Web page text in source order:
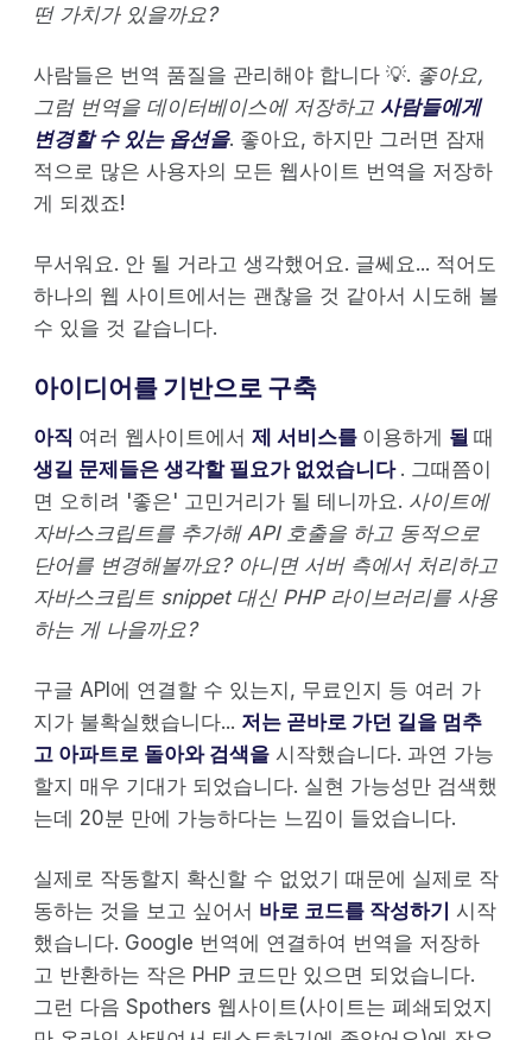
떤 가치가 있을까요?
사람들은 번역 품질을 관리해야 합니다 💡. 좋아요,
그럼 번역을 데이터베이스에 저장하고 사람들에게
변경할 수 있는 옵션을. 좋아요, 하지만 그러면 잠재
적으로 많은 사용자의 모든 웹사이트 번역을 저장하
게 되겠죠!
무서워요. 안 될 거라고 생각했어요. 글쎄요... 적어도
하나의 웹 사이트에서는 괜찮을 것 같아서 시도해 볼
수 있을 것 같습니다.
아이디어를 기반으로 구축
아직 여러 웹사이트에서 제 서비스를 이용하게 될 때
생길 문제들은 생각할 필요가 없었습니다 . 그때쯤이
면 오히려 '좋은' 고민거리가 될 테니까요. 사이트에
자바스크립트를 추가해 API 호출을 하고 동적으로
단어를 변경해볼까요? 아니면 서버 측에서 처리하고
자바스크립트 snippet 대신 PHP 라이브러리를 사용
하는 게 나을까요?
구글 API에 연결할 수 있는지, 무료인지 등 여러 가
지가 불확실했습니다... 저는 곧바로 가던 길을 멈추
고 아파트로 돌아와 검색을 시작했습니다. 과연 가능
할지 매우 기대가 되었습니다. 실현 가능성만 검색했
는데 20분 만에 가능하다는 느낌이 들었습니다.
실제로 작동할지 확신할 수 없었기 때문에 실제로 작
동하는 것을 보고 싶어서 바로 코드를 작성하기 시작
했습니다. Google 번역에 연결하여 번역을 저장하
고 반환하는 작은 PHP 코드만 있으면 되었습니다.
그런 다음 Spothers 웹사이트(사이트는 폐쇄되었지